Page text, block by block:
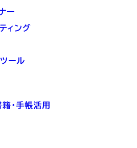
ー
ィング
ール
籍・手帳活用